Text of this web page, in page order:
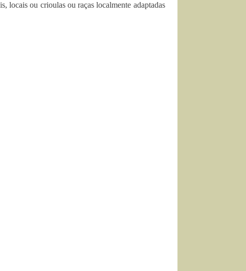
locais ou crioulas ou raças localmente adaptadas